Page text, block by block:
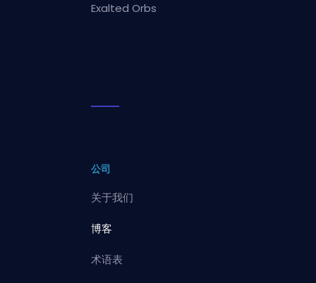
Exalted Orbs
公司
关于我们
博客
术语表